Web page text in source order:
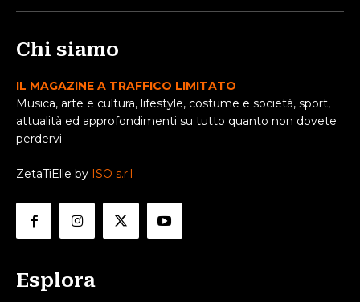
Chi siamo
IL MAGAZINE A TRAFFICO LIMITATO
Musica, arte e cultura, lifestyle, costume e società, sport,
attualità ed approfondimenti su tutto quanto non dovete
perdervi
ZetaTiElle by ISO s.r.l
Esplora